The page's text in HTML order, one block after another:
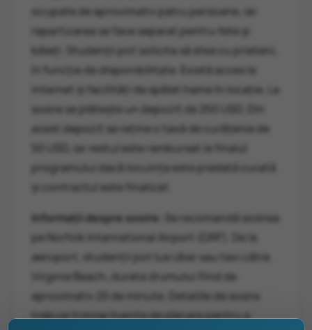
ocupate
de aproximativ patru persoane,
iar
repartizarea se face separat pentru fete
băieți.
Studenții pot solicita să stea
prieteni,
funcție de disponibilitate. Există acces
la
internet
facilități de spălat haine locație.
La
sosire se plătește depozit de
acest
depozit se reține taxă de curățenie
de
iar restul este rambursat la
finalul
programului
dacă locuința este predată
curată
contractul este
finalizat.
Informații despre sosire: Se recomandă
sosirea
pe Norfolk International Airport ( De la
aeroport,
studenții pot lua Uber sau taxi
către
Virginia Beach, durata
de
aproximativ
de minute. Detaliile de sosire
trebuietrimiseînaintedeplecarepentrua